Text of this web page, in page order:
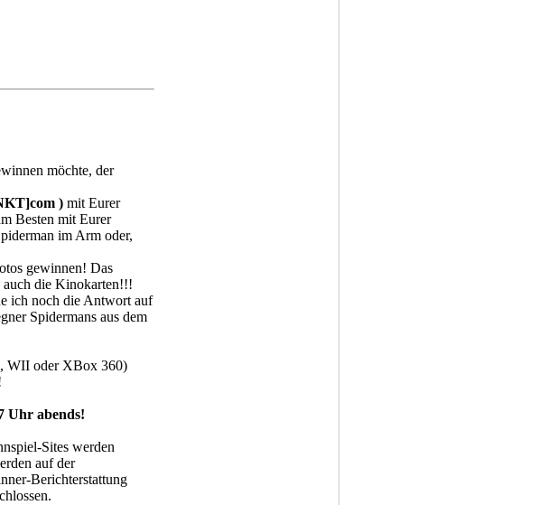
möchte, der
)mit Eurer
Besten mit Eurer
im Arm oder,
gewinnen! Das
auch die Kinokarten!!!
ich noch die Antwort auf
Spidermans aus dem
WII oder XBox 360)
Uhr abends!
Sites werden
auf der
Berichterstattung